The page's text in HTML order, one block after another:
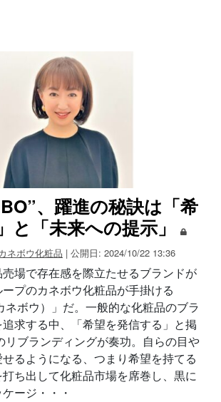
、躍進の秘訣は「希
と「未来への提示」
ネボウ化粧品 | 公開日: 2024/10/22 13:36
場で存在感を際立たせるブランドが
プのカネボウ化粧品が手掛ける
ネボウ）」だ。一般的な化粧品のブラ
求する中、「希望を発信する」と掲
リブランディングが奏功。自らの目や
るようになる、つまり希望を持てる
ち出して化粧品市場を席巻し、黒に
ージ・・・